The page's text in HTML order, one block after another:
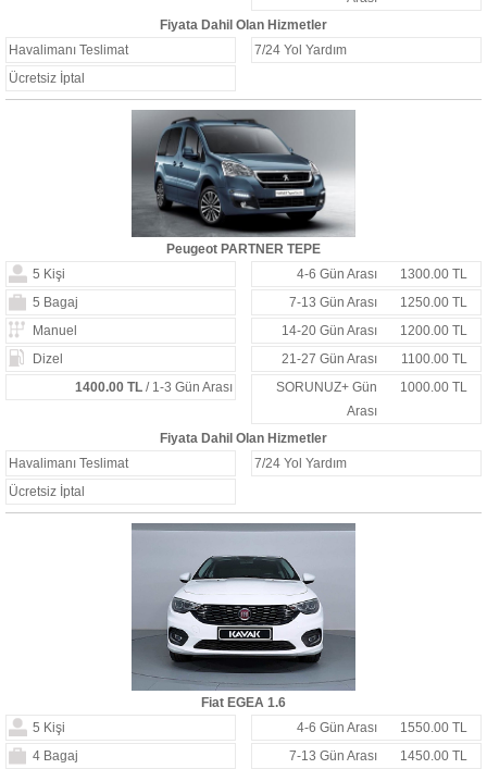
Fiyata Dahil Olan Hizmetler
Havalimanı Teslimat
7/24 Yol Yardım
Ücretsiz İptal
Peugeot PARTNER TEPE
5 Kişi
4-6 Gün Arası
1300.00 TL
5 Bagaj
7-13 Gün Arası
1250.00 TL
Manuel
14-20 Gün Arası
1200.00 TL
Dizel
21-27 Gün Arası
1100.00 TL
1400.00 TL/ 1-3 Gün Arası
SORUNUZ+ Gün
Arası
1000.00 TL
Fiyata Dahil Olan Hizmetler
Havalimanı Teslimat
7/24 Yol Yardım
Ücretsiz İptal
Fiat EGEA 1.6
5 Kişi
4-6 Gün Arası
1550.00 TL
4 Bagaj
7-13 Gün Arası
1450.00 TL